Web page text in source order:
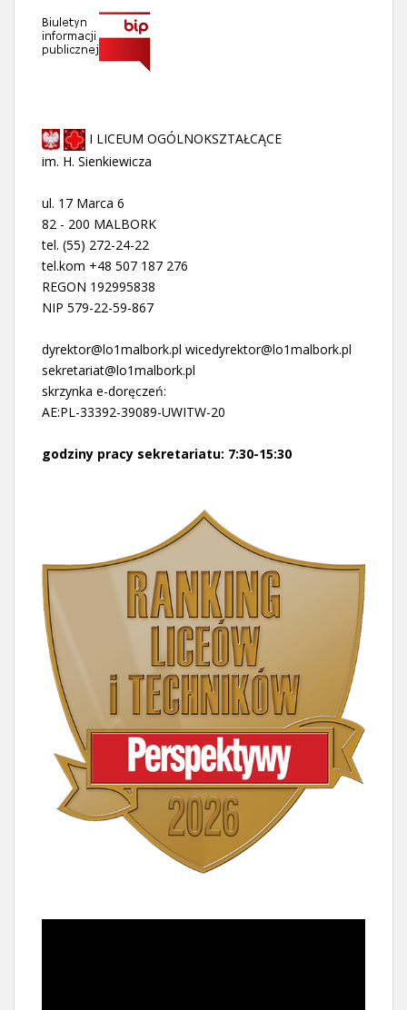
I LICEUM OGÓLNOKSZTAŁCĄCE
im. H. Sienkiewicza
ul. 17 Marca 6
82 - 200 MALBORK
tel. (55) 272-24-22
tel.kom +48 507 187 276
REGON 192995838
NIP 579-22-59-867
dyrektor@lo1malbork.pl wicedyrektor@lo1malbork.pl
sekretariat@lo1malbork.pl
skrzynka e-doręczeń:
AE:PL-33392-39089-UWITW-20
godziny pracy sekretariatu: 7:30-15:30